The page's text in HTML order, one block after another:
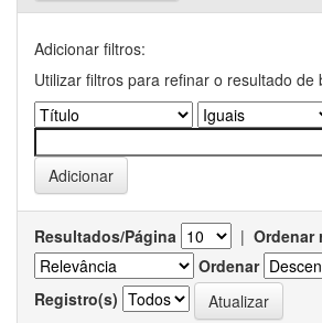
Adicionar filtros:
Utilizar filtros para refinar o resultado de
Resultados/Página | Ordenar
Ordenar
Registro(s)